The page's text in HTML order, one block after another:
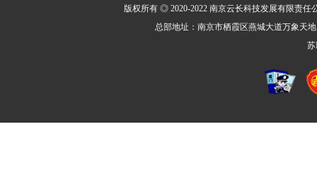
版权所有 ◎ 2020-2022 南京云长科技发展有限责任
总部地址：南京市栖霞区燕城大道万象天地
苏